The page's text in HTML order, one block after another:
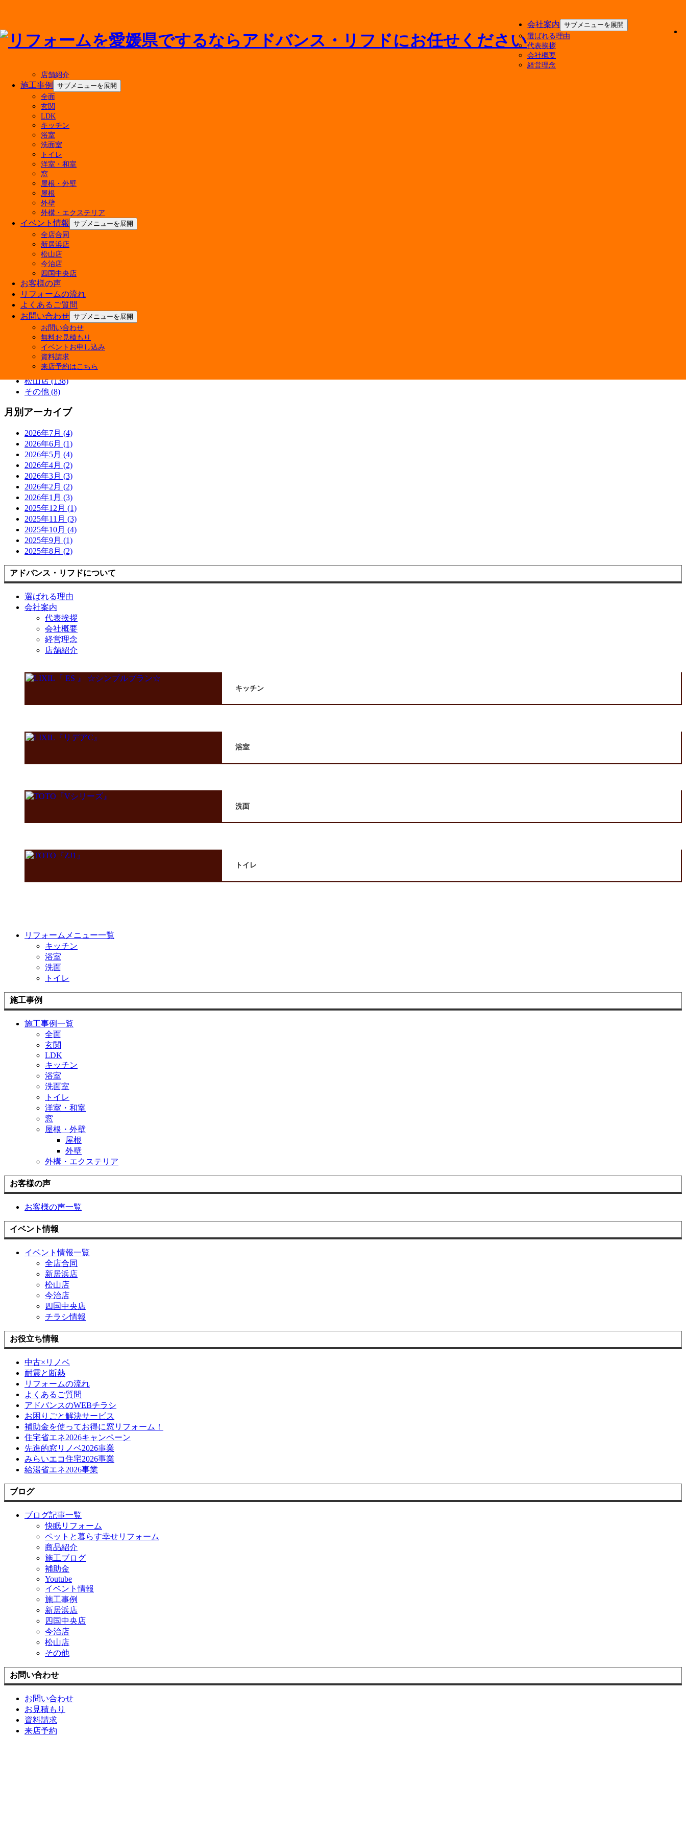
会社案内 サブメニューを展開
選ばれる理由
代表挨拶
会社概要
経営理念
店舗紹介
施工事例
サブメニューを展開
全面
玄関
LDK
キッチン
浴室
洗面室
トイレ
洋室・和室
窓
屋根・外壁
屋根
外壁
外構・エクステリア
イベント情報
サブメニューを展開
全店合同
新居浜店
松山店
今治店
四国中央店
お客様の声
リフォームの流れ
よくあるご質問
お問い合わせ サブメニューを展開
お問い合わせ
無料お見積もり
イベントお申し込み
資料請求
来店予約はこちら
メニューを閉じる
最新の投稿
マンションのお風呂リフォーム費用はいくら？ユニットバスの寿命や浴槽交換の相場をプロが解説
500万円のリフォームで後悔しない！実現できる間取り変更や水回り一新のポイント
キッチン水栓の交換費用の相場は？種類別の価格相場や追加料金がかかるケースを徹底解説
屋根リフォームの補助金はいくらもらえる？対象条件・申請手順と外壁塗装の費用を抑えるコツ
【6月27日・28日開催】4店舗合同！決算在庫処分セール開催｜人気の水まわりリフォームが最大77％OFF！
今週末 家族みんなで楽しめる「住まいる博」開催！
【費用相場】タンク一体型トイレの便座交換は可能？組み合わせ便器とのメリット・デメリット比較
戸建てフルリノベーションで後悔しない！建て替えとの違いや費用を抑えるポイントをプロが解説
暑くなる前にやっておきたい！窓の断熱リフォームと補助金のはなし【2026年版】
キッチンリフォームはDIYでどこまで可能？メリット・失敗リスクとプロに頼むべき理由
カテゴリー
快眠リフォーム (3)
ペットと暮らす幸せリフォーム (5)
商品紹介 (3)
施工ブログ (5)
補助金 (7)
Youtube (7)
イベント情報 (38)
施工事例 (13)
新居浜店 (145)
四国中央店 (133)
今治店 (133)
松山店 (138)
その他 (8)
月別アーカイブ
2026年7月 (4)
2026年6月 (1)
2026年5月 (4)
2026年4月 (2)
2026年3月 (3)
2026年2月 (2)
2026年1月 (3)
2025年12月 (1)
2025年11月 (3)
2025年10月 (4)
2025年9月 (1)
2025年8月 (2)
アドバンス・リフドについて
選ばれる理由
会社案内
代表挨拶
会社概要
経営理念
店舗紹介
キッチン
浴室
洗面
トイレ
リフォームメニュー一覧
キッチン
浴室
洗面
トイレ
施工事例
施工事例一覧
全面
玄関
LDK
キッチン
浴室
洗面室
トイレ
洋室・和室
窓
屋根・外壁
屋根
外壁
外構・エクステリア
お客様の声
お客様の声一覧
イベント情報
イベント情報一覧
全店合同
新居浜店
松山店
今治店
四国中央店
チラシ情報
お役立ち情報
中古×リノベ
耐震と断熱
リフォームの流れ
よくあるご質問
アドバンスのWEBチラシ
お困りごと解決サービス
補助金を使ってお得に窓リフォーム！
住宅省エネ2026キャンペーン
先進的窓リノベ2026事業
みらいエコ住宅2026事業
給湯省エネ2026事業
ブログ
ブログ記事一覧
快眠リフォーム
ペットと暮らす幸せリフォーム
商品紹介
施工ブログ
補助金
Youtube
イベント情報
施工事例
新居浜店
四国中央店
今治店
松山店
その他
お問い合わせ
お問い合わせ
お見積もり
資料請求
来店予約